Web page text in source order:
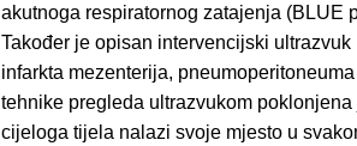
akutnoga respiratornog zatajenja (BLUE
Također je opisan intervencijski
infarkta mezenterija,
tehnike pregleda ultrazvukom
cijeloga tijela nalazi svoje mjesto u